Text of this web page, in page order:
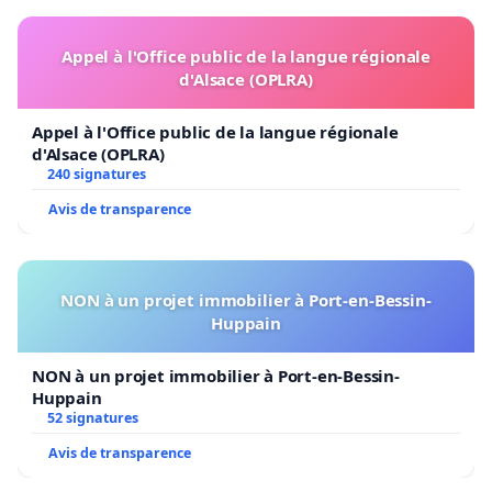
Appel à l'Office public de la langue régionale
d'Alsace (OPLRA)
Appel à l'Office public de la langue régionale
d'Alsace (OPLRA)
240 signatures
Avis de transparence
NON à un projet immobilier à Port-en-Bessin-
Huppain
NON à un projet immobilier à Port-en-Bessin-
Huppain
52 signatures
Avis de transparence